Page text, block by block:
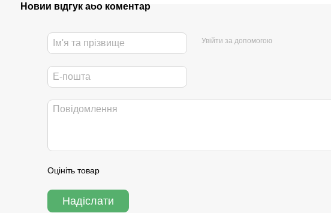
Новий відгук або коментар
Увійти за допомогою
Оцініть товар
Надіслати